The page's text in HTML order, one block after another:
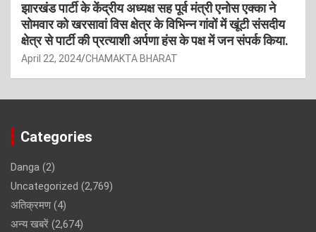
झारखंड पार्टी के केंद्रीय अध्यक्ष सह पूर्व मंत्री एनोस एक्का ने
सोमवार को खरसावां विस क्षेत्र के विभिन्न गांवों में खूंटी संसदीय
क्षेत्र से पार्टी की प्रत्याशी अर्पणा हंस के पक्ष में जन संपर्क किया.
April 22, 2024 CHAMAKTA BHARAT
Categories
Danga (2)
Uncategorized (2,769)
अतिक्रमण(4)
अन्य खबरें (2,674)